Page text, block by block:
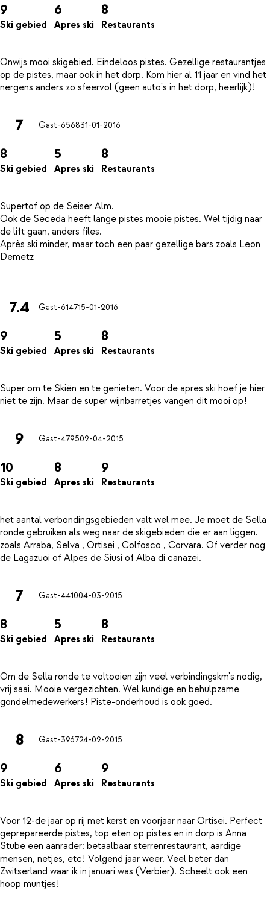
9
Ski gebied
6
Apres ski
8
Restaurants
Onwijs mooi skigebied. Eindeloos pistes. Gezellige restaurantjes
op de pistes, maar ook in het dorp. Kom hier al 11 jaar en vind het
7 Gast-656831-01-2016
8
Ski gebied
5
Apres ski
8
Restaurants
Supertof op de Seiser Alm.
Ook de Seceda heeft lange pistes mooie pistes. Wel tijdig naar
de lift gaan, anders files.
Après ski minder, maar toch een paar gezellige bars zoals Leon
Demetz
7.4 Gast-614715-01-2016
9
Ski gebied
5
Apres ski
8
Restaurants
Super om te Skiën en te genieten. Voor de apres ski hoef je hier
9 Gast-479502-04-2015
10
Ski gebied
8
Apres ski
9
Restaurants
het aantal verbondingsgebieden valt wel mee. Je moet de Sella
ronde gebruiken als weg naar de skigebieden die er aan liggen.
zoals Arraba, Selva , Ortisei , Colfosco , Corvara. Of verder nog
7 Gast-441004-03-2015
8
Ski gebied
5
Apres ski
8
Restaurants
Om de Sella ronde te voltooien zijn veel verbindingskm's nodig,
vrij saai. Mooie vergezichten. Wel kundige en behulpzame
8 Gast-396724-02-2015
9
Ski gebied
6
Apres ski
9
Restaurants
Voor 12-de jaar op rij met kerst en voorjaar naar Ortisei. Perfect
geprepareerde pistes, top eten op pistes en in dorp is Anna
Stube een aanrader: betaalbaar sterrenrestaurant, aardige
mensen, netjes, etc! Volgend jaar weer. Veel beter dan
Zwitserland waar ik in januari was (Verbier). Scheelt ook een